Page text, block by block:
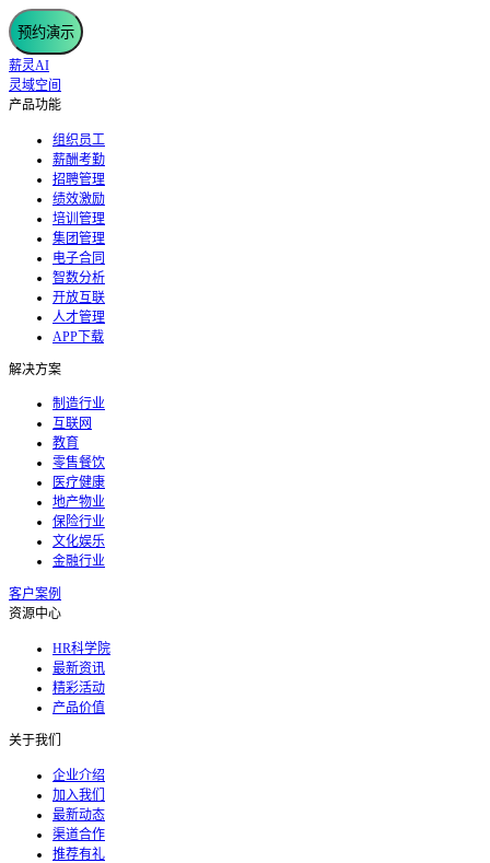
预约演示
薪灵AI
灵域空间
产品功能
组织员工
薪酬考勤
招聘管理
绩效激励
培训管理
集团管理
电子合同
智数分析
开放互联
人才管理
APP下载
解决方案
制造行业
互联网
教育
零售餐饮
医疗健康
地产物业
保险行业
文化娱乐
金融行业
客户案例
资源中心
HR科学院
最新资讯
精彩活动
产品价值
关于我们
企业介绍
加入我们
最新动态
渠道合作
推荐有礼